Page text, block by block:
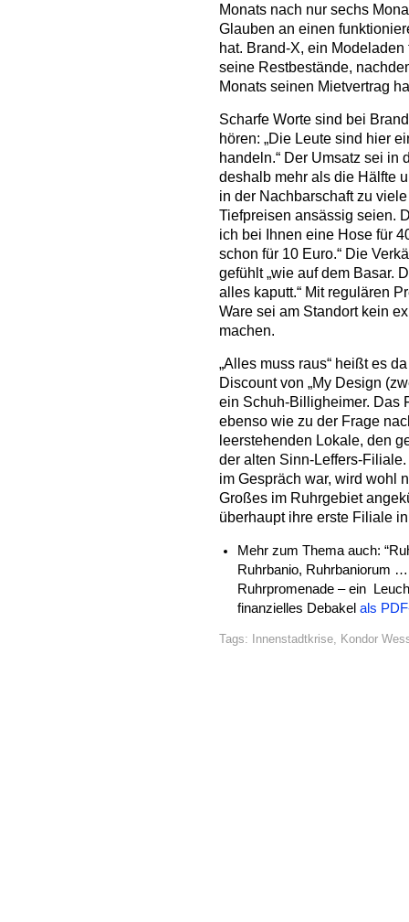
Monats nach nur sechs
Glauben an einen
hat. Brand-X, ein
seine Restbestände,
Monats seinen Mietvertrag
Scharfe Worte sind bei
hören: „Die Leute sind hier
handeln.“ Der Umsatz sei in
deshalb mehr als die Hälfte
in der Nachbarschaft zu
Tiefpreisen ansässig seien.
ich bei Ihnen eine Hose für
schon für 10 Euro.“ Die
gefühlt „wie auf dem Basar.
alles kaputt.“ Mit regulären
Ware sei am Standort kein
machen.
„Alles muss raus“ heißt es
Discount von „My Design
ein Schuh-Billigheimer. Das
ebenso wie zu der Frage
leerstehenden Lokale, den
der alten Sinn-Leffers-
im Gespräch war, wird wohl
Großes im Ruhrgebiet
überhaupt ihre erste Filiale
Mehr zum Thema auch:
Ruhrbanio, Ruhrbaniorum
Ruhrpromenade – ein
finanzielles Debakel als
Tags: Innenstadtkrise, Kondor